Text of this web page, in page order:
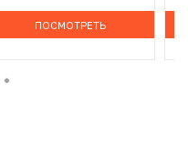
ПОСМОТРЕТЬ